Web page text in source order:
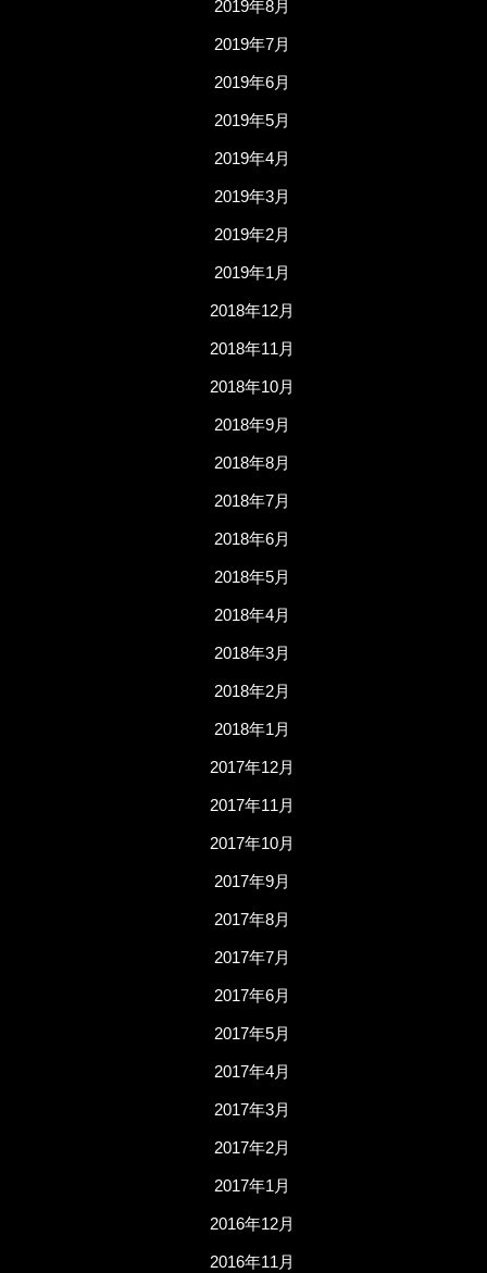
2019年8月
2019年7月
2019年6月
2019年5月
2019年4月
2019年3月
2019年2月
2019年1月
2018年12月
2018年11月
2018年10月
2018年9月
2018年8月
2018年7月
2018年6月
2018年5月
2018年4月
2018年3月
2018年2月
2018年1月
2017年12月
2017年11月
2017年10月
2017年9月
2017年8月
2017年7月
2017年6月
2017年5月
2017年4月
2017年3月
2017年2月
2017年1月
2016年12月
2016年11月